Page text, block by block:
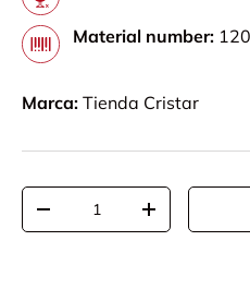
Material number:
Marca: Tienda Cristar
Cant.
-
+